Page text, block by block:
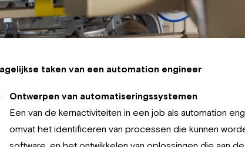
taken van een automation engineer
Ontwerpen van automatiseringssystemen
Een van de kernactiviteiten in een job als automation
omvat het identificeren van processen die kunnen